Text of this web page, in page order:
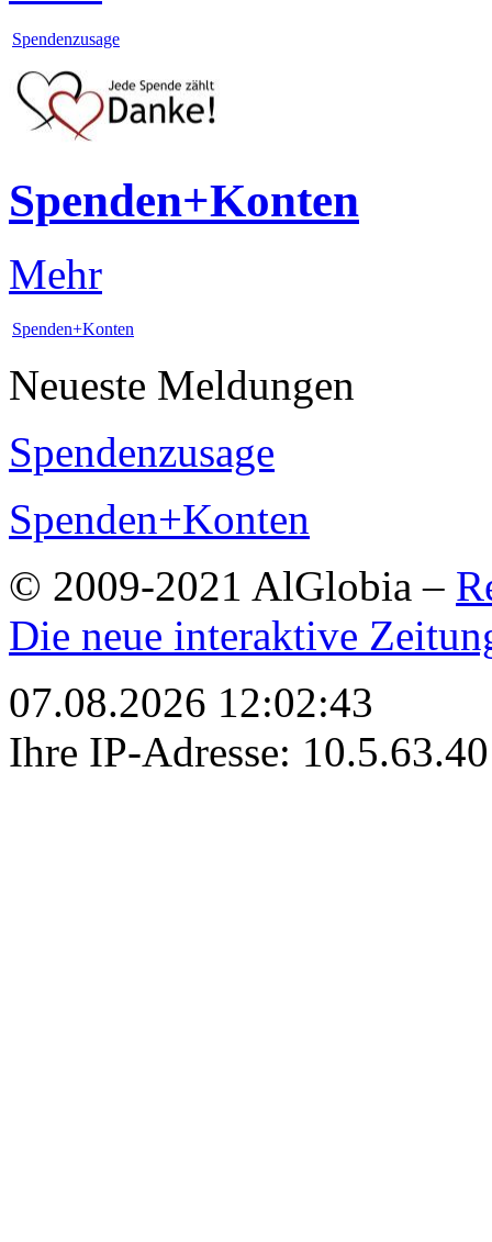
Spendenzusage
Spenden+Konten
Mehr
Spenden+Konten
Neueste Meldungen
Spendenzusage
Spenden+Konten
© 2009-2021 AlGlobia –
Die neue interaktive
07.08.2026 12:02:43
Ihre IP-Adresse: 10.5.63.40